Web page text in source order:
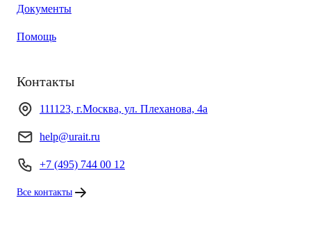
Документы
Помощь
Контакты
111123, г.Москва, ул. Плеханова, 4а
help@urait.ru
+7 (495) 744 00 12
Все контакты